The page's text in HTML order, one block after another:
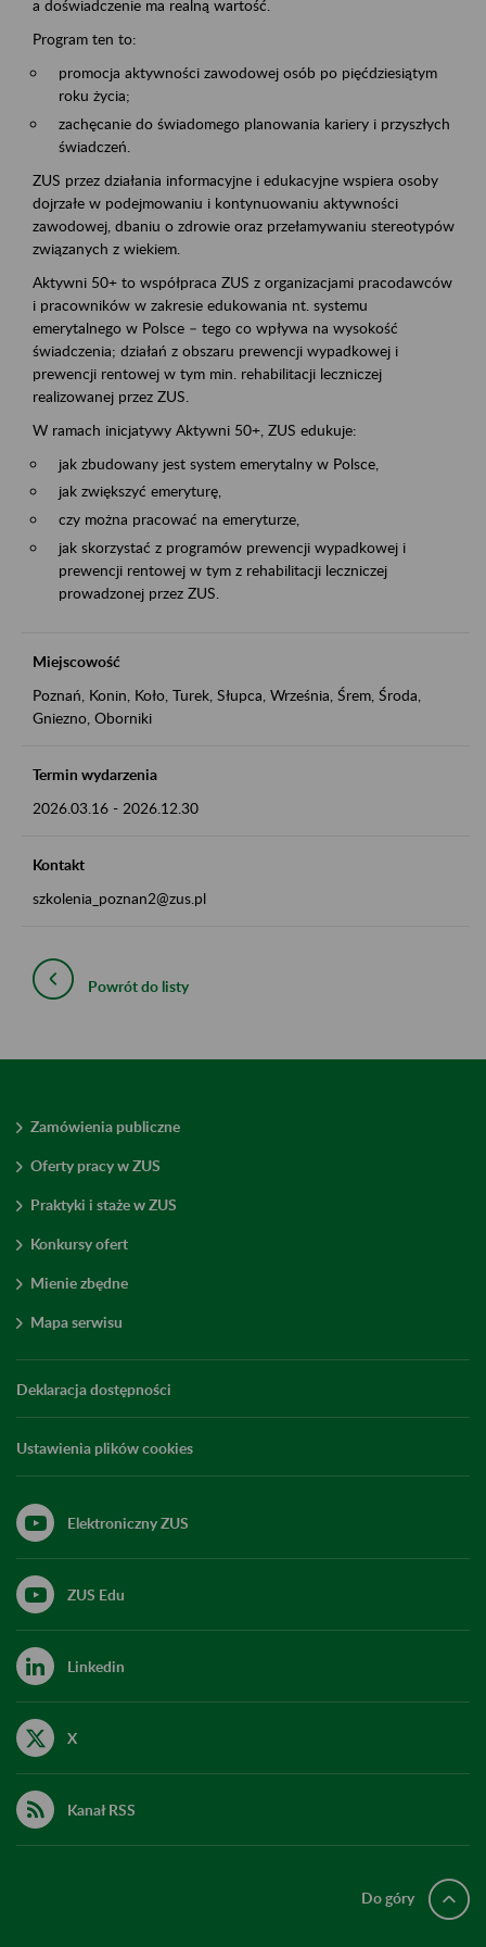
a doświadczenie ma realną wartość.
Program ten to:
promocja aktywności zawodowej osób po pięćdziesiątym
roku życia;
zachęcanie do świadomego planowania kariery i przyszłych
świadczeń.
ZUS przez działania informacyjne i edukacyjne wspiera osoby
dojrzałe w podejmowaniu i kontynuowaniu aktywności
zawodowej, dbaniu o zdrowie oraz przełamywaniu stereotypów
związanych z wiekiem.
Aktywni 50+ to współpraca ZUS z organizacjami pracodawców
i pracowników w zakresie edukowania nt. systemu
emerytalnego w Polsce – tego co wpływa na wysokość
świadczenia; działań z obszaru prewencji wypadkowej i
prewencji rentowej w tym min. rehabilitacji leczniczej
realizowanej przez ZUS.
W ramach inicjatywy Aktywni 50+, ZUS edukuje:
jak zbudowany jest system emerytalny w Polsce,
jak zwiększyć emeryturę,
czy można pracować na emeryturze,
jak skorzystać z programów prewencji wypadkowej i
prewencji rentowej w tym z rehabilitacji leczniczej
prowadzonej przez ZUS.
Miejscowość
Poznań, Konin, Koło, Turek, Słupca, Września, Śrem, Środa,
Gniezno, Oborniki
Termin wydarzenia
2026.03.16 - 2026.12.30
Kontakt
szkolenia_poznan2@zus.pl
Powrót do listy
Zamówienia publiczne
Oferty pracy w ZUS
Praktyki i staże w ZUS
Konkursy ofert
Mienie zbędne
Mapa serwisu
Deklaracja dostępności
Ustawienia plików cookies
Elektroniczny ZUS
ZUS Edu
Linkedin
X
Kanał RSS
Do góry